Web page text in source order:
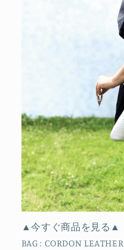
▲今すぐ商品を見る▲
BAG : CORDON LEATHER